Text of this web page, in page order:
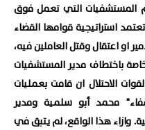
المستشفيات التي تعمل فوق
استراتيجية قوامها القضاء
او اعتقال وقتل العاملين فيه،
باختطاف مدير المستشفيات
الاحتلال ان قامت بعمليات
محمد أبو سلمية ومدير
وازاء هذا الواقع، لم يتبق في